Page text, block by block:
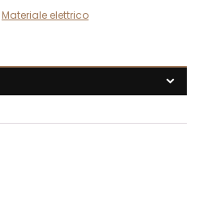
Materiale elettrico